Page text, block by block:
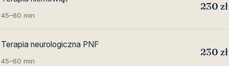
45–60 min
230 zł
Terapia neurologiczna PNF
45–60 min
230 zł